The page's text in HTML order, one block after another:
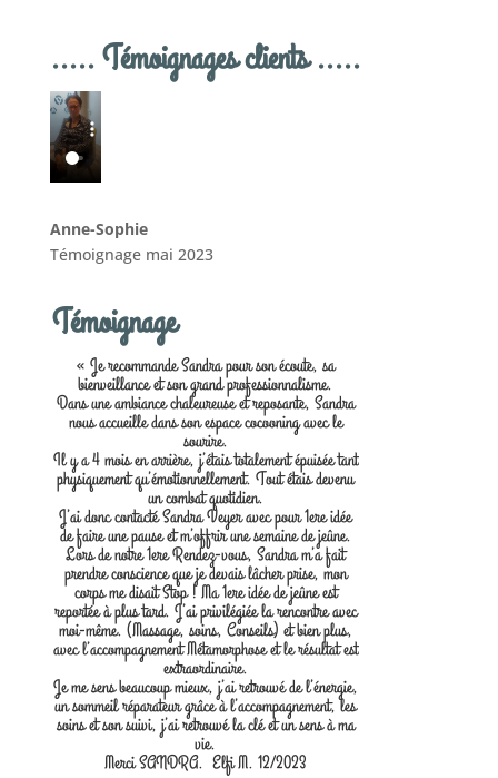
..... Témoignages clients .....
Anne-Sophie
Témoignage mai 2023
Témoignage
« Je recommande Sandra pour son écoute, sa
bienveillance et son grand professionnalisme.
Dans une ambiance chaleureuse et reposante, Sandra
nous accueille dans son espace cocooning avec le
sourire.
Il y a 4 mois en arrière, j’étais totalement épuisée tant
physiquement qu’émotionnellement. Tout étais devenu
un combat quotidien.
J’ai donc contacté Sandra Veyer avec pour 1ere idée
de faire une pause et m’offrir une semaine de jeûne.
Lors de notre 1ere Rendez-vous, Sandra m’a fait
prendre conscience que je devais lâcher prise, mon
corps me disait Stop ! Ma 1ere idée de jeûne est
reportée à plus tard. J’ai privilégiée la rencontre avec
moi-même. (Massage, soins, Conseils) et bien plus,
avec l’accompagnement Métamorphose et le résultat est
extraordinaire.
Je me sens beaucoup mieux, j’ai retrouvé de l’énergie,
un sommeil réparateur grâce à l’accompagnement, les
soins et son suivi, j’ai retrouvé la clé et un sens à ma
vie.
Merci SANDRA. Elfi M. 12/2023